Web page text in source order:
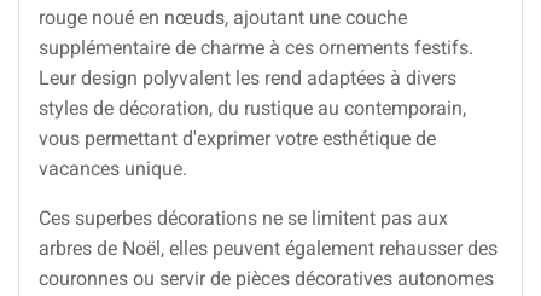
rouge noué en nœuds, ajoutant une couche
supplémentaire de charme à ces ornements festifs.
Leur design polyvalent les rend adaptées à divers
styles de décoration, du rustique au contemporain,
vous permettant d'exprimer votre esthétique de
vacances unique.
Ces superbes décorations ne se limitent pas aux
arbres de Noël, elles peuvent également rehausser des
couronnes ou servir de pièces décoratives autonomes